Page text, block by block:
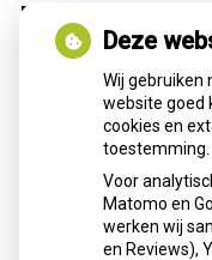
Melatonine
Stressgerelateerde
aanhoudende
doorslapen lastig
slaapritme te
dosering en tijdelijk.
gecombineerde
slaaphygiëne en
Deze
Wij gebruiken
website goed
cookies en
toestemming.
Voor
Matomo en
werken wij
en Reviews),